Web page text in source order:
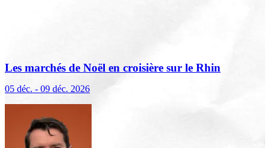
Les marchés de Noël en croisière sur le Rhin
05 déc. - 09 déc. 2026